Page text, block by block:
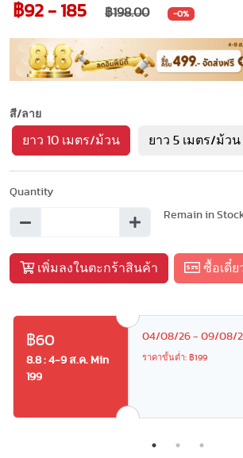
฿92 - 185 ฿198.00 -0%
สี/ลาย
ยาว 10 เมตร/ม้วน ยาว 5 เมตร/ม้วน
Quantity
Remain in
เพิ่มลงในตะกร้าสินค้า ซื้อเดี๋ย
฿60
8.8 : 4-9 ส.ค. Min
199
04/08/26 - 09/08/
ราคาขั้นต่ำ: ฿199